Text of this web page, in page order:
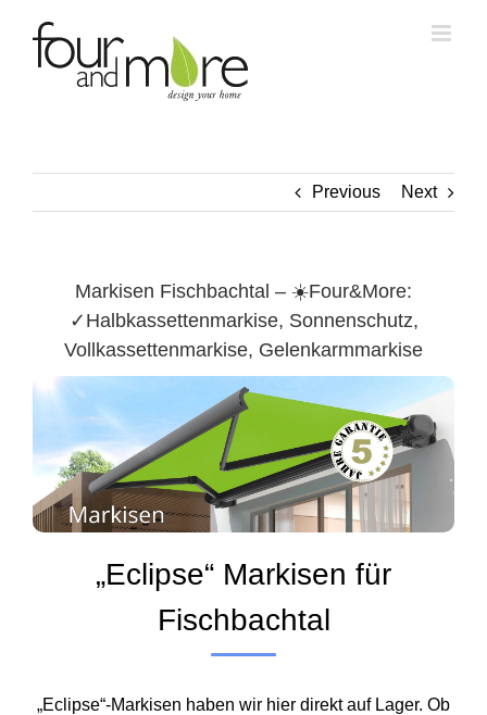
content
Previous Next
Markisen Fischbachtal – ☀️Four&More:
✓Halbkassettenmarkise, Sonnenschutz,
Vollkassettenmarkise, Gelenkarmmarkise
„Eclipse“ Markisen für
Fischbachtal
„Eclipse“-Markisen haben wir hier direkt auf Lager. Ob